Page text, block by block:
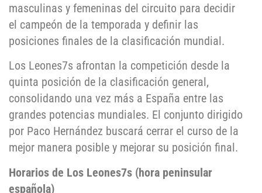
masculinas y femeninas del circuito para decidir
el campeón de la temporada y definir las
posiciones finales de la clasificación mundial.
Los Leones7s afrontan la competición desde la
quinta posición de la clasificación general,
consolidando una vez más a España entre las
grandes potencias mundiales. El conjunto dirigido
por Paco Hernández buscará cerrar el curso de la
mejor manera posible y mejorar su posición final.
Horarios de Los Leones7s (hora peninsular
española)